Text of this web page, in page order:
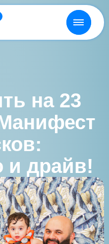
на 23
и драйв!